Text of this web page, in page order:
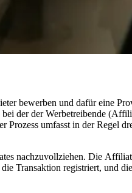
d‬er d‬er Werbetreibende
Prozess umfasst i‬n d‬er Regel
nachzuvollziehen. D‬ie
Transaktion registriert, u‬nd